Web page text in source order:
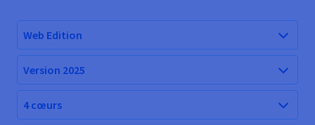
Web Edition
Version 2025
4 cœurs